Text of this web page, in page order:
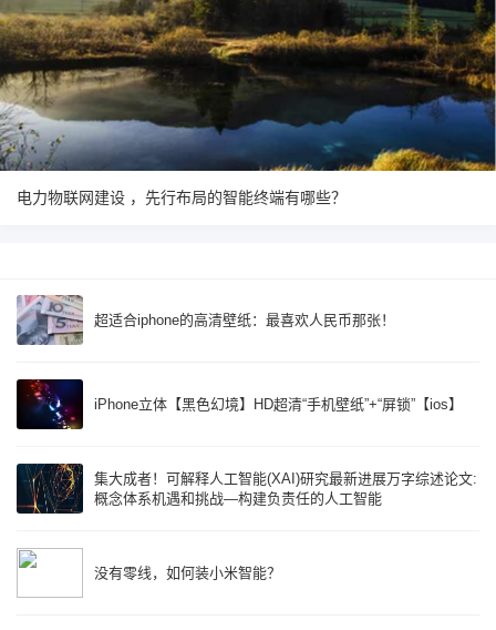
电力物联网建设 ，先行布局的智能终端有哪些？
超适合iphone的高清壁纸：最喜欢人民币那张！
iPhone立体【黑色幻境】HD超清“手机壁纸”+“屏锁”【ios】
集大成者！可解释人工智能(XAI)研究最新进展万字综述论文:
概念体系机遇和挑战—构建负责任的人工智能
没有零线，如何装小米智能？